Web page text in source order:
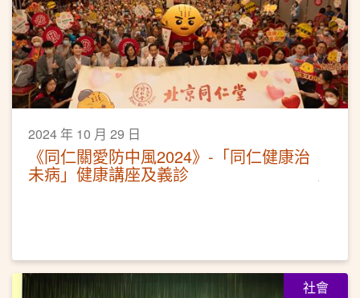
2024 年 10 月 29 日
《同仁關愛防中風2024》-「同仁健康治
未病」健康講座及義診
社會